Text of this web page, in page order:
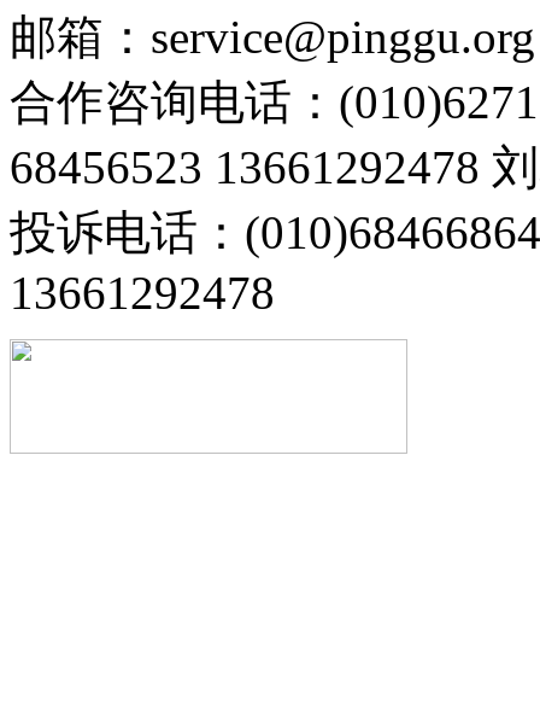
邮箱：service@pinggu.org
合作咨询电话：
68456523 13661292478
投诉电话：
13661292478